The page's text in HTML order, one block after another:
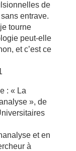
de
entrave.
tourne
peut-elle
et c’est ce
: « La
», de
et en
à